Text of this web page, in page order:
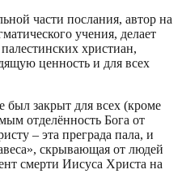
части послания, автор на
учения, делает
христиан,
ценность и для всех
был закрыт для всех (кроме
отделённость Бога от
– эта преграда пала, и
скрывающая от людей
смерти Иисуса Христа на